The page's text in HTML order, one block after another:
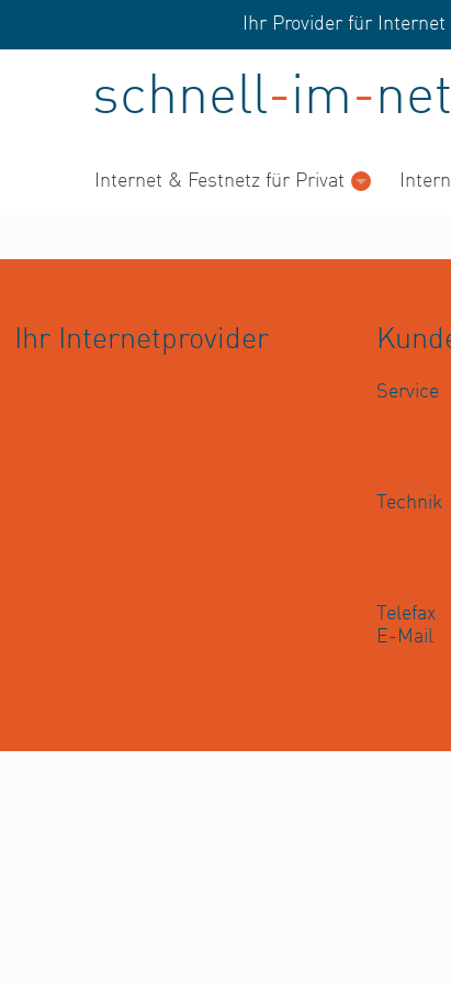
Ihr Provider für
schnell-im-
Internet & Festnetz für Privat
Ihr Internetprovider
Service
Technik
Telefax
E-Mail